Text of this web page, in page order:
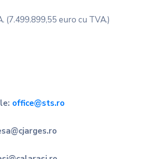
(7.499.899,55 euro cu TVA.)
office@sts.ro